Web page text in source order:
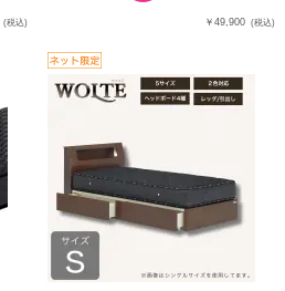
(税込) ￥49,900 (税込)